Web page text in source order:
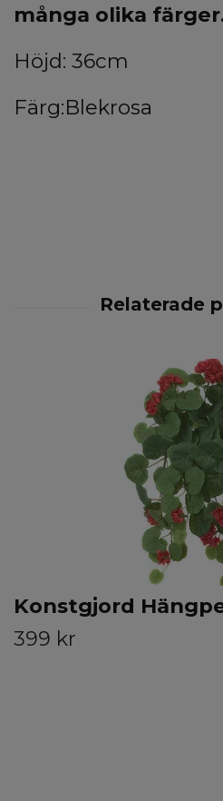
många olika
Höjd: 36cm
Färg:Blekrosa
Konstgjord
399 kr